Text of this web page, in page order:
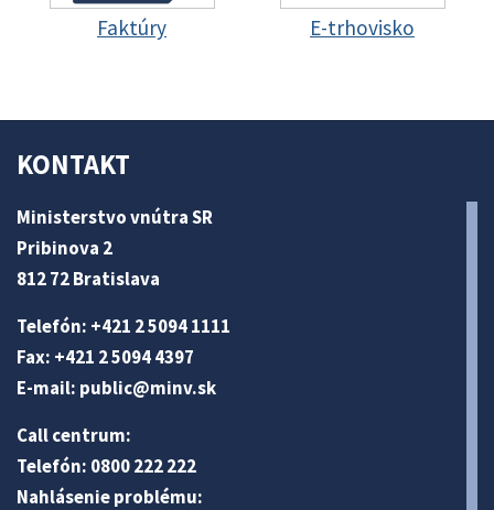
Faktúry E-trhovisko
KONTAKT
Ministerstvo vnútra SR
Pribinova 2
812 72 Bratislava
Telefón: +421 2 5094 1111
Fax: +421 2 5094 4397
E-mail: public@minv.sk
Call centrum:
Telefón: 0800 222 222
Nahlásenie problému: